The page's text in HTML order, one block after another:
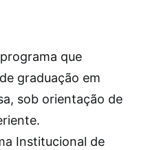
programa que
graduação em
sob orientação de
Institucional de